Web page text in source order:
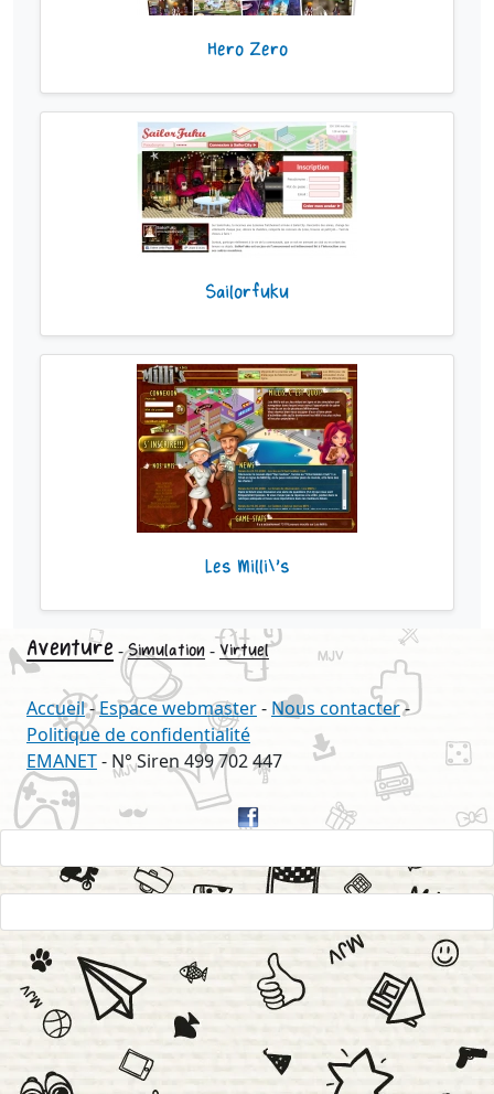
Hero Zero
Sailorfuku
Les Milli\'s
Aventure -Simulation - Virtuel
Accueil-Espace webmaster- Nous contacter-
Politique de confidentialité
EMANET- N° Siren 499 702 447